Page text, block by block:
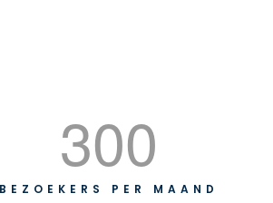
BEZOEKERS PER MAAND
300